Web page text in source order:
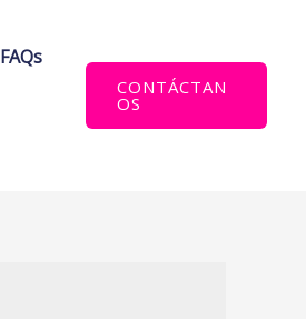
FAQs
CONTÁCTAN
OS